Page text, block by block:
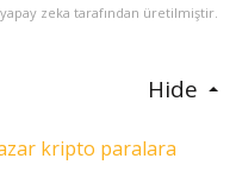
zeka tarafından üretilmiştir.
Hide
kripto paralara